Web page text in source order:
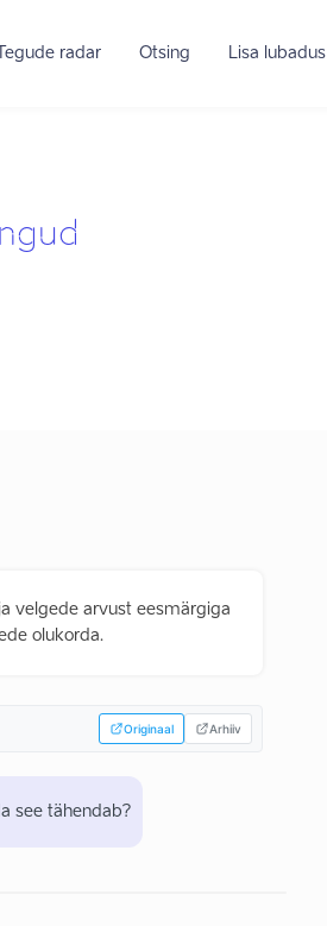
Tegude radar Otsing Lisa lubadus
velgede arvust eesmärgiga
olukorda.
Originaal Arhiiv
see tähendab?